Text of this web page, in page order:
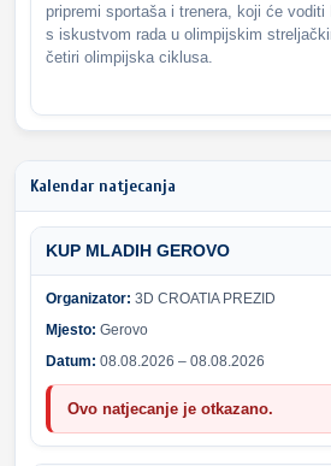
pripremi sportaša i trenera, koji će
s iskustvom rada u olimpijskim
četiri olimpijska ciklusa.
Kalendar natjecanja
KUP MLADIH GEROVO
Organizator: 3D CROATIA PREZID
Mjesto: Gerovo
Datum: 08.08.2026 – 08.08.2026
Ovo natjecanje je otkazano.